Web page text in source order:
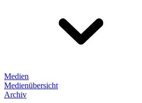
Medien
Medienübersicht
Archiv